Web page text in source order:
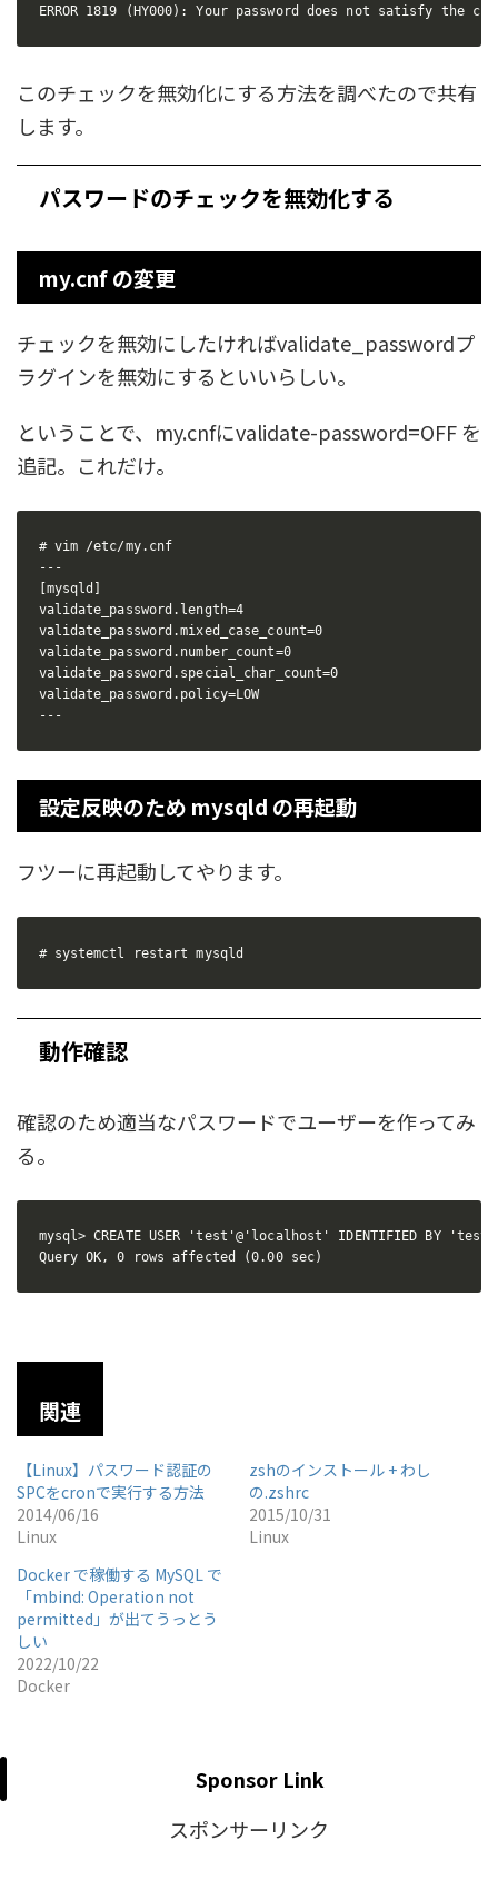
ERROR 1819 (HY000): Your password does not satisfy the
このチェックを無効化にする方法を調べたので共有
します。
パスワードのチェックを無効化する
my.cnf の変更
チェックを無効にしたければvalidate_passwordプ
ラグインを無効にするといいらしい。
ということで、my.cnfにvalidate-password=OFF を
追記。これだけ。
# vim /etc/my.cnf
---
[mysqld]
validate_password.length=4
validate_password.mixed_case_count=0
validate_password.number_count=0
validate_password.special_char_count=0
validate_password.policy=LOW
---
設定反映のため mysqld の再起動
フツーに再起動してやります。
# systemctl restart mysqld
動作確認
確認のため適当なパスワードでユーザーを作ってみ
る。
mysql> CREATE USER 'test'@'localhost' IDENTIFIED BY
Query OK, 0 rows affected (0.00 sec)
関連
【Linux】パスワード認証の
SPCをcronで実行する方法
2014/06/16
Linux
zshのインストール + わし
の.zshrc
2015/10/31
Linux
Docker で稼働する MySQL で
「mbind: Operation not
permitted」が出てうっとう
しい
2022/10/22
Docker
Sponsor Link
スポンサーリンク